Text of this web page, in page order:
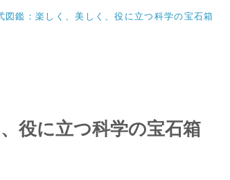
図鑑：楽しく、美しく、役に立つ科学の宝石箱
役に立つ科学の宝石箱